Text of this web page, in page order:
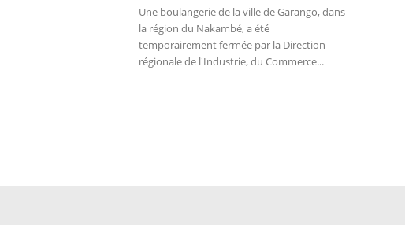
Une boulangerie de la ville de Garango, dans
la région du Nakambé, a été
temporairement fermée par la Direction
régionale de l'Industrie, du Commerce...